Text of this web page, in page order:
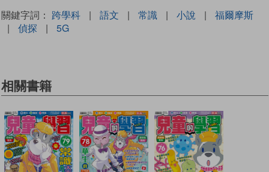
關鍵字詞： 跨學科 | 語文 | 常識 | 小說 |
福爾摩斯
|
偵探 | 5G
相關書籍